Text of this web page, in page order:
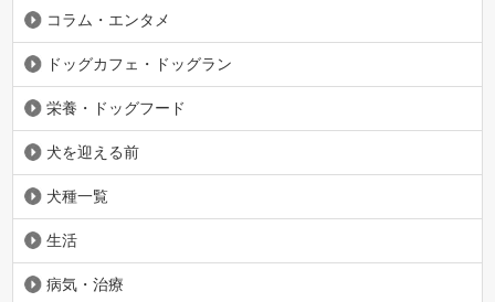
コラム・エンタメ
ドッグカフェ・ドッグラン
栄養・ドッグフード
犬を迎える前
犬種一覧
生活
病気・治療